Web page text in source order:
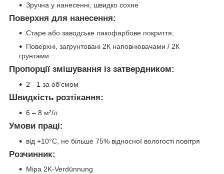
Зручна у нанесенні, швидко сохне
Поверхня для нанесення:
Старе або заводське лакофарбове покриття;
Поверхні, загрунтовані 2К наповнювачами / 2К
грунтами
Пропорції змішування із затвердником:
2 - 1 за об'ємом
Швидкість розтікання:
6 – 8 м²/л
Умови праці:
від +10°C, не більше 75% відносної вологості повітря
Розчинник:
Mipa 2K-Verdünnung